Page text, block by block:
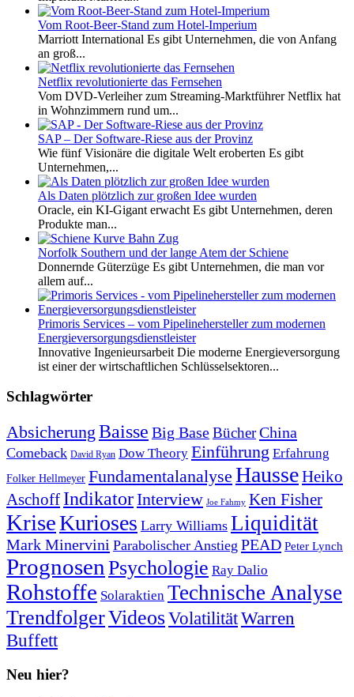
Vom Root-Beer-Stand zum Hotel-Imperium
Marriott International Es gibt Unternehmen, die von Anfang
an groß...
Netflix revolutionierte das Fernsehen
Vom DVD-Verleiher zum Streaming-Marktführer Netflix hat
in Wohnzimmern rund um...
SAP – Der Software-Riese aus der Provinz
Wie fünf Visionäre die digitale Welt eroberten Es gibt
Unternehmen,...
Als Daten plötzlich zur großen Idee wurden
Oracle, ein KI-Gigant erwacht Es gibt Unternehmen, deren
Produkte man...
Norfolk Southern und der lange Atem der Schiene
Donnernde Güterzüge Es gibt Unternehmen, die man vor
allem auf...
Primoris Services – vom Pipelinehersteller zum modernen
Energieversorgungsdienstleister
Innovative Ingenieursarbeit Die moderne Energieversorgung
ist einer der wirtschaftlichen Schlüsselsektoren...
Schlagwörter
Absicherung Baisse Big BaseBücherChina
Comeback David Ryan Dow Theory Einführung Erfahrung
Folker Hellmeyer Fundamentalanalyse HausseHeiko
Aschoff IndikatorInterview Joe Fahmy Ken Fisher
KriseKurioses Larry Williams Liquidität
Mark Minervini Parabolischer Anstieg PEAD Peter Lynch
Prognosen Psychologie Ray Dalio
Rohstoffe Solaraktien Technische Analyse
TrendfolgerVideosVolatilitätWarren
Buffett
Neu hier?